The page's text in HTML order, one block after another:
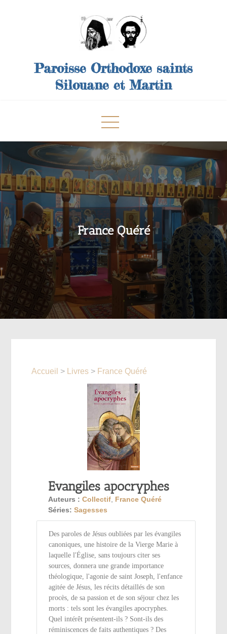
Paroisse Orthodoxe saints
Silouane et Martin
France Quéré
Accueil > Livres > France Quéré
Evangiles apocryphes
Auteurs : Collectif France Quéré
Séries: Sagesses
Des paroles de Jésus oubliées par les évangiles
canoniques, une histoire de la Vierge Marie à
laquelle l'Église, sans toujours citer ses
sources, donnera une grande importance
théologique, l'agonie de saint Joseph, l'enfance
agitée de Jésus, les récits détaillés de son
procès, de sa passion et de son séjour chez les
morts : tels sont les évangiles apocryphes.
Quel intérêt présentent-ils ? Sont-ils des
réminiscences de faits authentiques ? Des